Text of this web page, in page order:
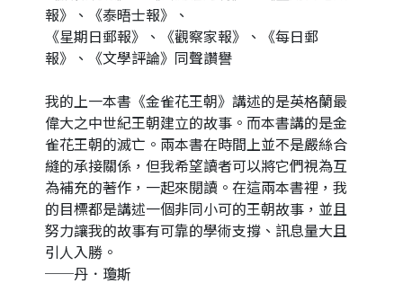
報》、《泰晤士報》、
《星期日郵報》、《觀察家報》、《每日郵
報》、《文學評論》同聲讚譽
我的上一本書《金雀花王朝》講述的是英格蘭最
偉大之中世紀王朝建立的故事。而本書講的是金
雀花王朝的滅亡。兩本書在時間上並不是嚴絲合
縫的承接關係，但我希望讀者可以將它們視為互
為補充的著作，一起來閱讀。在這兩本書裡，我
的目標都是講述一個非同小可的王朝故事，並且
努力讓我的故事有可靠的學術支撐、訊息量大且
引人入勝。
──丹．瓊斯